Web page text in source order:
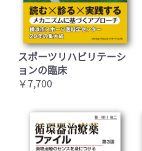
スポーツリハビリテーシ
ョンの臨床
￥7,700